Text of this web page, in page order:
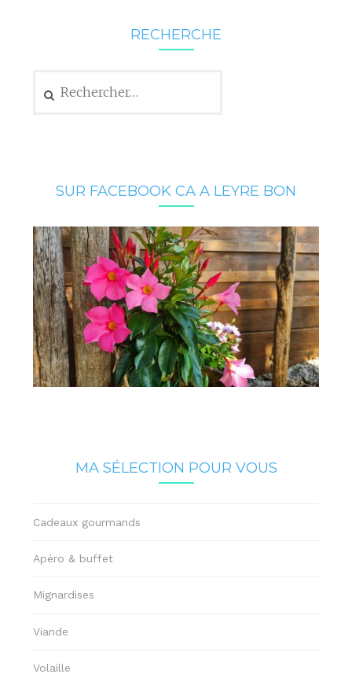
RECHERCHE
SUR FACEBOOK CA A LEYRE BON
MA SÉLECTION POUR VOUS
Cadeaux gourmands
Apéro & buffet
Mignardises
Viande
Volaille